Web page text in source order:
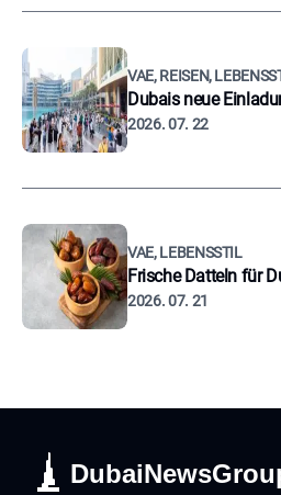
VAE, REISEN,
Dubais neue
2026. 07. 22
VAE, LEBENSSTIL
Frische Datteln für
2026. 07. 21